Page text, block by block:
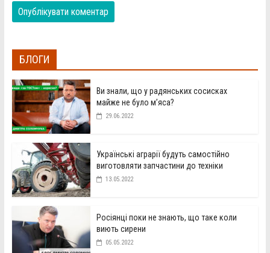
БЛОГИ
Ви знали, що у радянських сосисках
майже не було м’яса?
29.06.2022
Українські аграрії будуть самостійно
виготовляти запчастини до техніки
13.05.2022
Росіянці поки не знають, що таке коли
виють сирени
05.05.2022